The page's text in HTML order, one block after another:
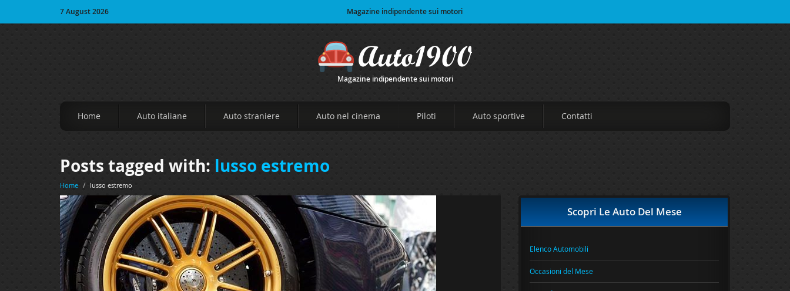
7 August 2026 Magazine indipendente sui motori
Magazine indipendente sui motori
Home Auto italiane Auto straniere Auto nel cinema Piloti Auto sportive Contatti
Posts tagged with: lusso estremo
Home / lusso estremo
Scopri Le Auto Del Mese
Elenco Automobili
Occasioni del Mese